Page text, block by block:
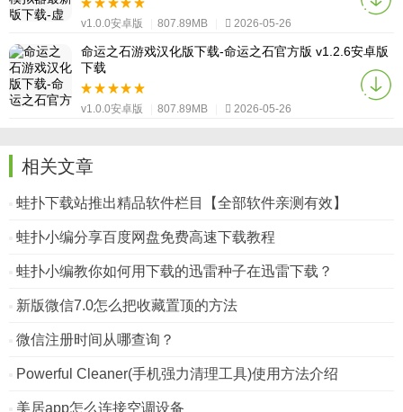
v1.0.0安卓版 807.89MB 2026-05-26
命运之石游戏汉化版下载-命运之石官方版 v1.2.6安卓版
下载
v1.0.0安卓版 807.89MB 2026-05-26
相关文章
蛙扑下载站推出精品软件栏目【全部软件亲测有效】
蛙扑小编分享百度网盘免费高速下载教程
蛙扑小编教你如何用下载的迅雷种子在迅雷下载？
新版微信7.0怎么把收藏置顶的方法
微信注册时间从哪查询？
Powerful Cleaner(手机强力清理工具)使用方法介绍
美居app怎么连接空调设备